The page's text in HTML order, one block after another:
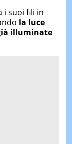
i suoi fili in
la luce
illuminate